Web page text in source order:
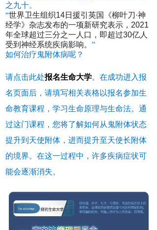
之九十。
“世界卫生组织14日援引英国《柳叶刀·神
经学》杂志发布的一项新研究表示，2021
年全球超过三分之一人口，即超过30亿人
受到神经系统疾病影响。 ”
如何治疗鬼附体病呢？
请点击此处报名生命大学。在成功进入报
名页面后，请填写相关表格以报名参加生
命教育课程，学习生命原理与生命法。通
过这门课程，您将了解如何从鬼附体状态
提升到天使附体，进而提升至天使长附体
的境界。在这一过程中，许多疾病症状可
能会逐渐消失。